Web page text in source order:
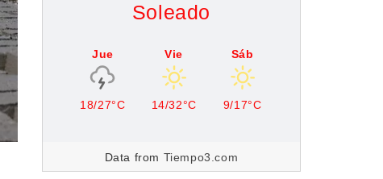
Soleado
Jue
18/27°C
Vie
14/32°C
Sáb
9/17°C
Data from Tiempo3.com